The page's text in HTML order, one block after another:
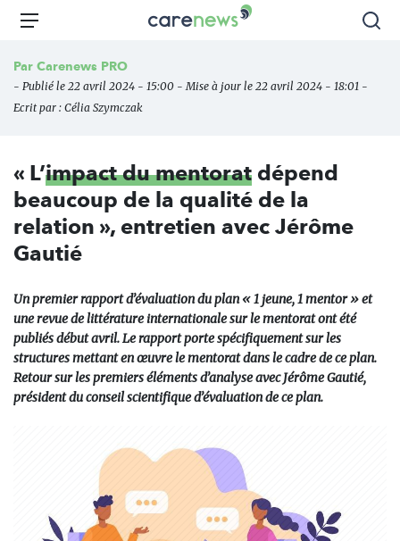
Aller
principal
Carenews,
des
Menu
Par Carenews PRO
- Publié le 22 avril 2024 - 15:00 - Mise à jour le 22 avril 2024 - 18:01 -
Ecrit par : Célia Szymczak
« L’impact du mentorat dépend
beaucoup de la qualité de la
relation », entretien avec Jérôme
Gautié
Un premier rapport d’évaluation du plan«1 jeune, 1 mentor»et
une revue de littérature internationale sur le mentorat ont été
publiés début avril. Le rapport porte spécifiquement sur les
structures mettant en œuvre le mentorat dans le cadre de ce plan.
Retour sur les premiers éléments d’analyse avec Jérôme Gautié,
président du conseil scientifique d’évaluation de ce plan.